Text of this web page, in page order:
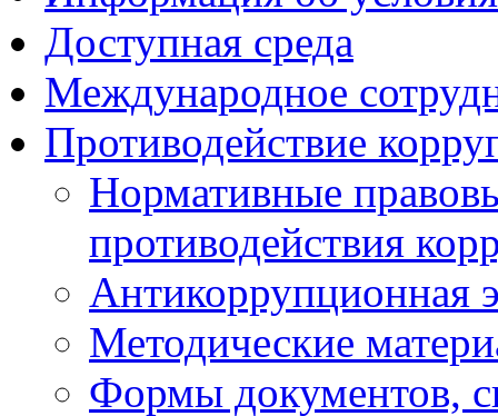
Доступная среда
Международное
Противодействие
Нормативные
противодействия
Антикоррупционная
Методические
Формы документов,